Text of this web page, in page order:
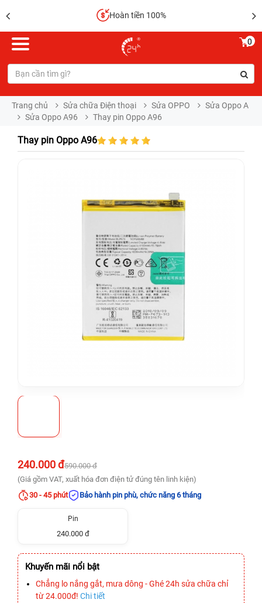
Hoàn tiền 100%
0
Trang chủ Sửa chữa Điện thoại Sửa OPPO
Sửa Oppo A
Sửa Oppo A96
Thay pin Oppo A96
Thay pin Oppo A96
240.000 đ590.000 đ
(Giá gồm VAT, xuất hóa đơn điện tử đúng tên linh kiện)
30 - 45 phút
Bảo hành pin phù, chức năng 6 tháng
Pin
240.000 đ
Khuyến mãi nổi bật
Chẳng lo nắng gắt, mưa dông - Ghé 24h sửa chữa chỉ
từ 24.000đ! Chi tiết